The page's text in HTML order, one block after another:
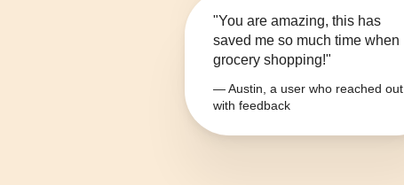
"You are amazing, this has
saved me so much time when
grocery shopping!"
— Austin, a user who reached out
with feedback